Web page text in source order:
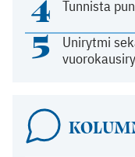
4 Tunnista
5
Unirytmi